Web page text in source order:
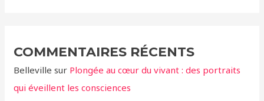
COMMENTAIRES RÉCENTS
Belleville sur Plongée au cœur du vivant : des portraits
qui éveillent les consciences